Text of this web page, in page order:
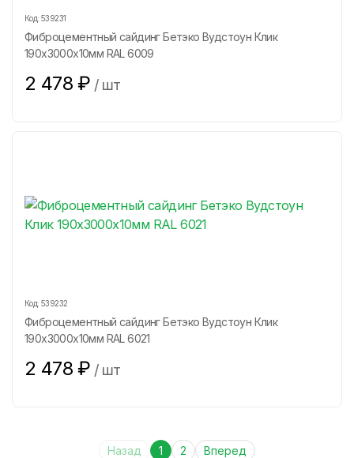
Код: 539231
Фиброцементный сайдинг Бетэко Вудстоун Клик
190х3000х10мм RAL 6009
2 478 ₽ / шт
Код: 539232
Фиброцементный сайдинг Бетэко Вудстоун Клик
190х3000х10мм RAL 6021
2 478 ₽ / шт
Назад 1 2 Вперед